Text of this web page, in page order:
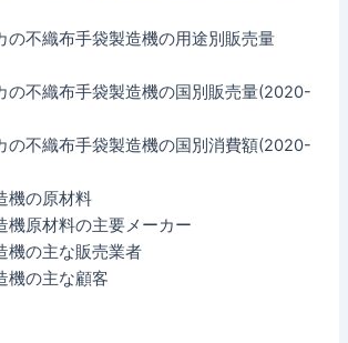
の不織布手袋製造機の用途別販売量
の不織布手袋製造機の国別販売量(2020-
の不織布手袋製造機の国別消費額(2020-
機の原材料
機原材料の主要メーカー
機の主な販売業者
機の主な顧客